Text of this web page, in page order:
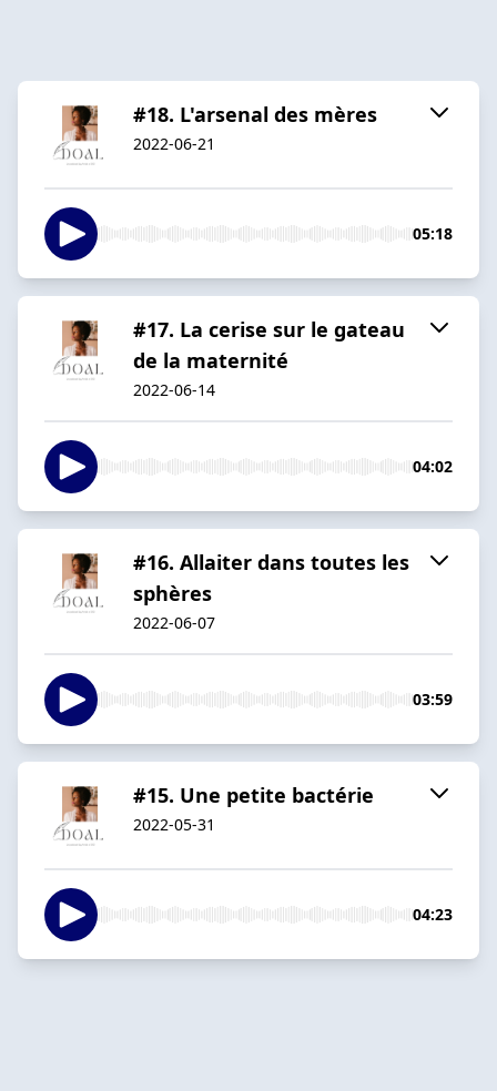
#18. L'arsenal des mères
2022-06-21
05:18
#17. La cerise sur le gateau
de la maternité
2022-06-14
04:02
#16. Allaiter dans toutes les
sphères
2022-06-07
03:59
#15. Une petite bactérie
2022-05-31
04:23